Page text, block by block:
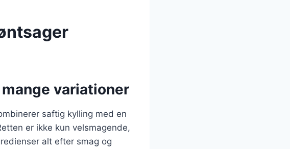
variationer
saftig kylling med en
er ikke kun velsmagende,
alt efter smag og